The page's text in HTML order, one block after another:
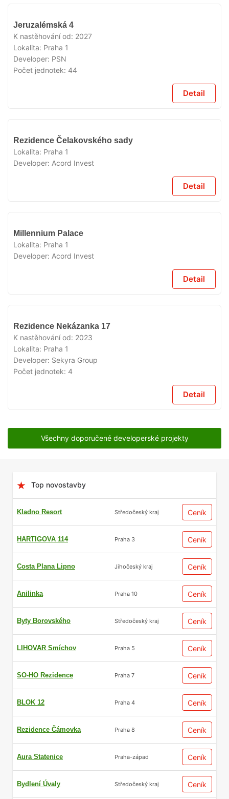
Jeruzalémská 4
K nastěhování od: 2027
Lokalita: Praha 1
Developer: PSN
Počet jednotek: 44
Detail
V
Rezidence Čelakovského sady
Lokalita: Praha 1
Developer: Acord Invest
Detail
Millennium Palace
Lokalita: Praha 1
Developer: Acord Invest
Detail
Rezidence Nekázanka 17
K nastěhování od: 2023
Lokalita: Praha 1
Developer: Sekyra Group
Počet jednotek: 4
Detail
Všechny doporučené developerské projekty
Top novostavby
Kladno Resort Středočeský kraj Ceník
HARTIGOVA 114 Praha 3 Ceník
Costa Plana Lipno Jihočeský kraj Ceník
Anilinka Praha 10 Ceník
Byty Borovského Středočeský kraj Ceník
LIHOVAR Smíchov Praha 5 Ceník
SO-HO Rezidence Praha 7 Ceník
BLOK 12 Praha 4 Ceník
Rezidence Čámovka Praha 8 Ceník
Aura Statenice Praha-západ Ceník
Bydlení Úvaly Středočeský kraj Ceník